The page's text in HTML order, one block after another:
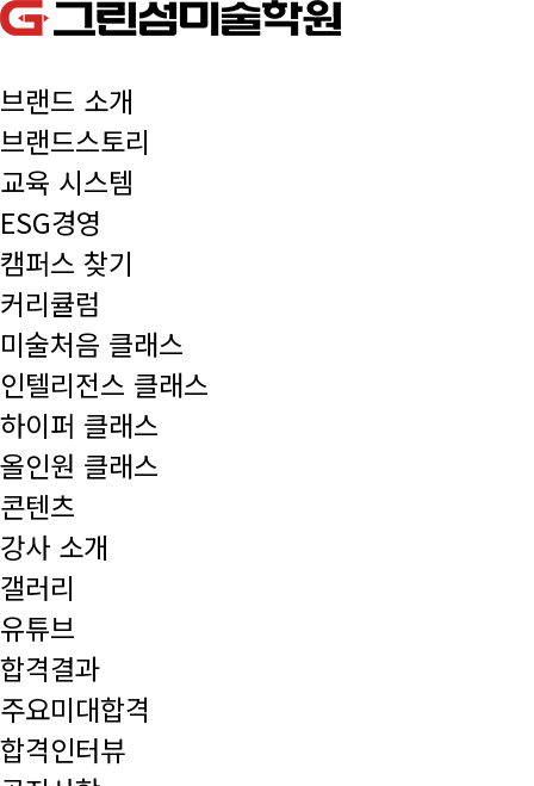
브랜드 소개
브랜드스토리
교육 시스템
ESG경영
캠퍼스 찾기
커리큘럼
미술처음 클래스
인텔리전스 클래스
하이퍼 클래스
올인원 클래스
콘텐츠
강사 소개
갤러리
유튜브
합격결과
주요미대합격
합격인터뷰